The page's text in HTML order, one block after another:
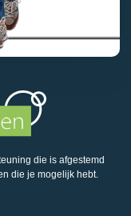
die is afgestemd
die je mogelijk hebt.